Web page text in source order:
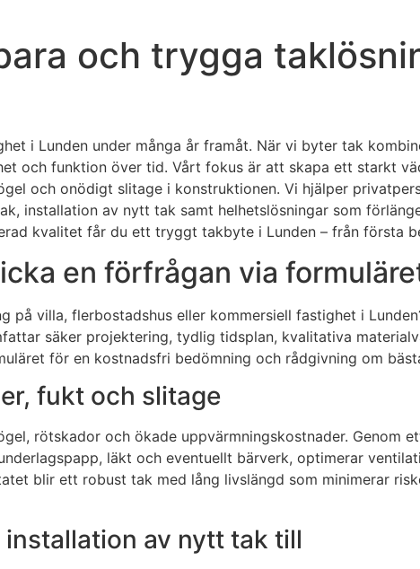
och trygga
i Lunden under många år framåt. När vi byter tak
och funktion över tid. Vårt fokus är att skapa ett starkt
och onödigt slitage i konstruktionen. Vi hjälper
installation av nytt tak samt helhetslösningar som
kvalitet får du ett tryggt takbyte i Lunden – från första
en förfrågan via
på villa, flerbostadshus eller kommersiell fastighet i
säker projektering, tydlig tidsplan, kvalitativa
för en kostnadsfri bedömning och rådgivning om
fukt och slitage
rötskador och ökade uppvärmningskostnader. Genom
läkt och eventuellt bärverk, optimerar
blir ett robust tak med lång livslängd som minimerar
av nytt tak till